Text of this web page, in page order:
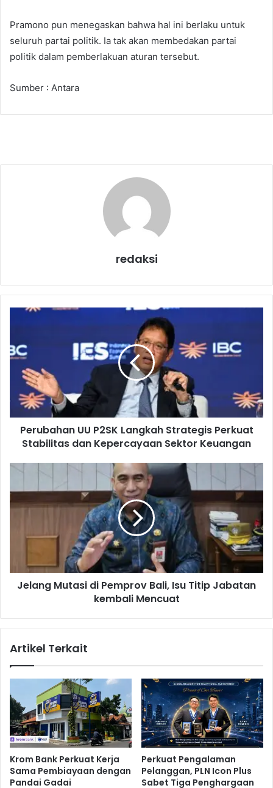
Pramono pun menegaskan bahwa hal ini berlaku untuk
seluruh partai politik. Ia tak akan membedakan partai
politik dalam pemberlakuan aturan tersebut.
Sumber : Antara
redaksi
u
a
n
2
K
L
r
t
s
P
e
r
k
u
a
Perubahan UU P2SK Langkah Strategis Perkuat
Stabilitas dan Kepercayaan Sektor Keuangan
J
l
a
t
P
r
o
v
B
l
i
Jelang Mutasi di Pemprov Bali, Isu Titip Jabatan
kembali Mencuat
Artikel Terkait
Krom Bank Perkuat Kerja
Sama Pembiayaan dengan
Pandai Gadai
Perkuat Pengalaman
Pelanggan, PLN Icon Plus
Sabet Tiga Penghargaan